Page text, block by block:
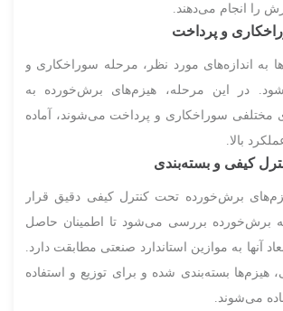
را انجام می‌دهند.
و پرداخت
به اندازه‌های مورد نظر، مرحله سوراخکاری و
در این مرحله، هیزم‌های برش‌خورده به
مختلفی سوراخکاری و پرداخت می‌شوند، آماده
بالا.
کیفی و بسته‌بندی
برش‌خورده تحت کنترل کیفی دقیق قرار
برش‌خورده بررسی می‌شود تا اطمینان حاصل
آنها به موازین استاندارد صنعتی مطابقت دارد.
هیزم‌ها بسته‌بندی شده و برای توزیع و استفاده
می‌شوند.